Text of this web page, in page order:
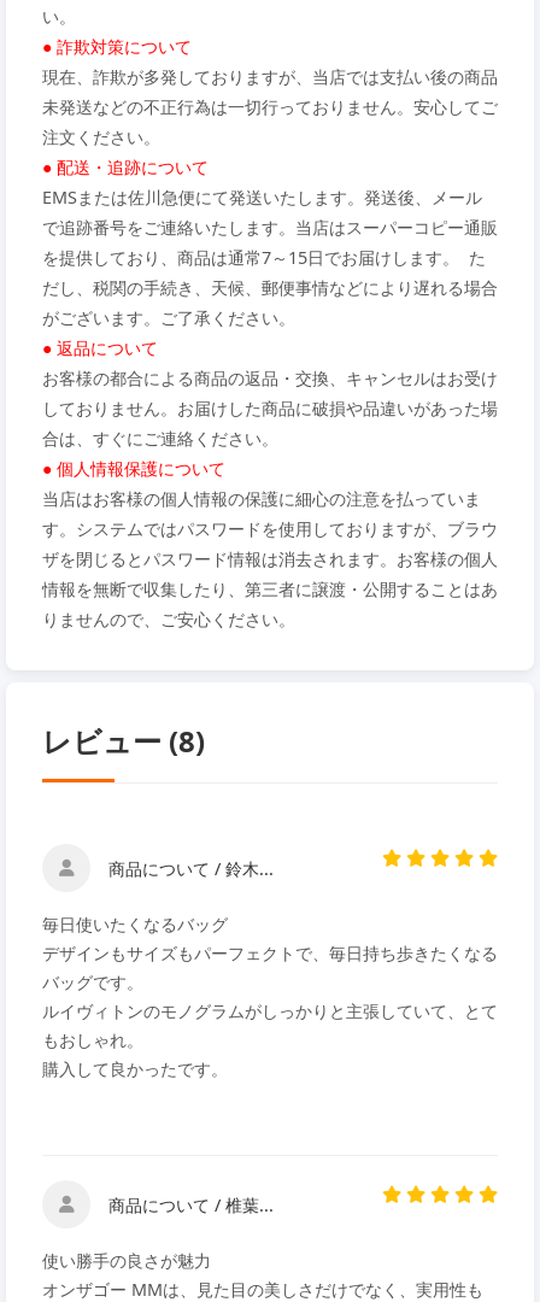
い。
● 詐欺対策について
現在、詐欺が多発しておりますが、当店では支払い後の商品
未発送などの不正行為は一切行っておりません。安心してご
注文ください。
● 配送・追跡について
EMSまたは佐川急便にて発送いたします。発送後、メール
で追跡番号をご連絡いたします。当店はスーパーコピー通販
を提供しており、商品は通常7～15日でお届けします。 た
だし、税関の手続き、天候、郵便事情などにより遅れる場合
がございます。ご了承ください。
● 返品について
お客様の都合による商品の返品・交換、キャンセルはお受け
しておりません。お届けした商品に破損や品違いがあった場
合は、すぐにご連絡ください。
● 個人情報保護について
当店はお客様の個人情報の保護に細心の注意を払っていま
す。システムではパスワードを使用しておりますが、ブラウ
ザを閉じるとパスワード情報は消去されます。お客様の個人
情報を無断で収集したり、第三者に譲渡・公開することはあ
りませんので、ご安心ください。
レビュー (8)
商品について / 鈴木...
毎日使いたくなるバッグ
デザインもサイズもパーフェクトで、毎日持ち歩きたくなる
バッグです。
ルイヴィトンのモノグラムがしっかりと主張していて、とて
もおしゃれ。
購入して良かったです。
商品について / 椎葉...
使い勝手の良さが魅力
オンザゴー MMは、見た目の美しさだけでなく、実用性も